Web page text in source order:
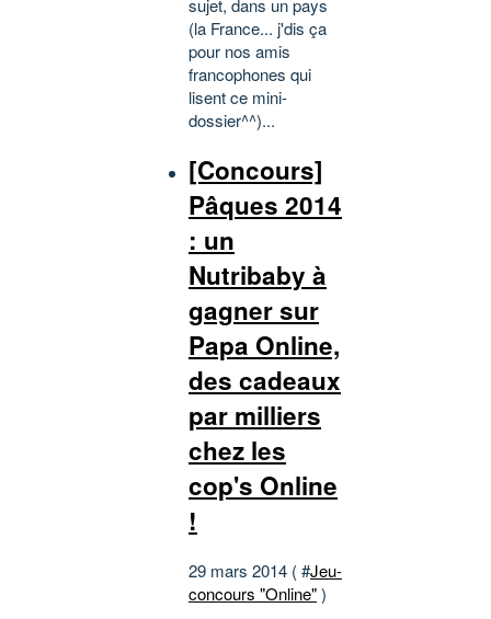
sujet, dans un pays
(la France... j'dis ça
pour nos amis
francophones qui
lisent ce mini-
dossier^^)...
[Concours]
Pâques 2014
: un
Nutribaby à
gagner sur
Papa Online,
des cadeaux
par milliers
chez les
cop's Online
!
29 mars 2014 ( #Jeu-
concours "Online")